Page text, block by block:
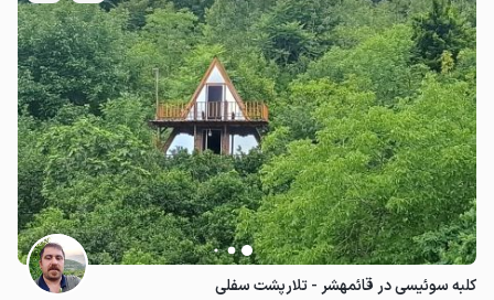
کلبه سوئیسی در قائمهشر - تلارپشت سفلی